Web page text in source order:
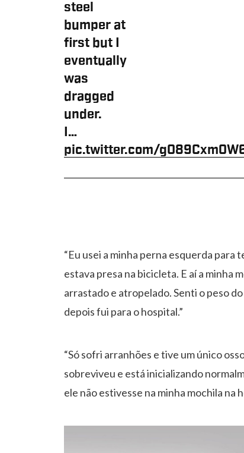
steel
bumper at
first but I
eventually
was
dragged
under.
I…
pic.twitter.com/
“Eu usei a minha perna esquerda
estava presa na bicicleta. E aí a minha
arrastado e atropelado. Senti o peso
depois fui para o hospital.”
“Só sofri arranhões e tive um único
sobreviveu e está inicializando
ele não estivesse na minha mochila na